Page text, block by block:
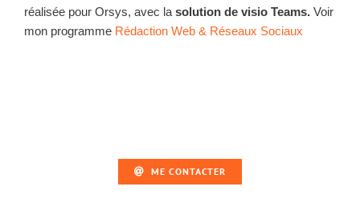
réalisée pour Orsys, avec la solution de visio Teams. Voir
mon programme Rédaction Web & Réseaux Sociaux
ME CONTACTER